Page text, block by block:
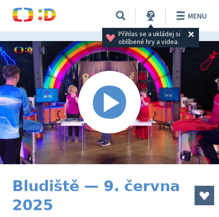
Přihlas se a ukládej si
oblíbené hry a videa.
MENU
Bludiště — 9. června
2025